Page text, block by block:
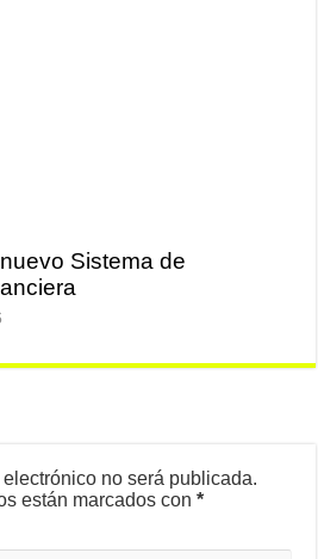
Sistema de
no será publicada.
están marcados con*